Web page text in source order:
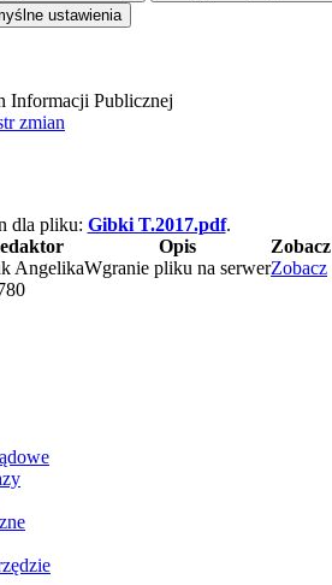
ustawienia
zmian
dla pliku: Gibki T.2017.pdf.
Opis
Zobacz
AngelikaWgranie pliku na serwerZobacz